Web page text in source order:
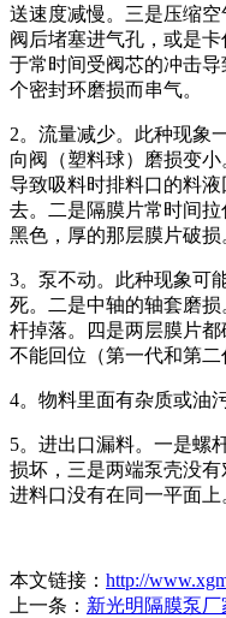
送速度减慢。三是压缩
阀后堵塞进气孔，或是
于常时间受阀芯的冲击
个密封环磨损而串气。
2。流量减少。此种现象
向阀（塑料球）磨损变小
导致吸料时排料口的料
去。二是隔膜片常时间
黑色，厚的那层膜片破损
3。泵不动。此种现象可
死。二是中轴的轴套磨
杆掉落。四是两层膜片
不能回位（第一代和第二
4。物料里面有杂质或油
5。进出口漏料。一是螺
损坏，三是两端泵壳没
进料口没有在同一平面上
本文链接： http://
上一条： 新光明隔膜泵